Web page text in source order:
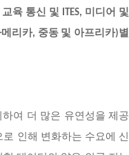
육 통신 및 ITES, 미디어 및
리카, 중동 및 아프리카)별
여 더 많은 유연성을 제공
인해 변화하는 수요에 신